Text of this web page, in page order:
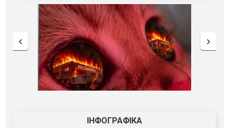
ІНФОГРАФІКА